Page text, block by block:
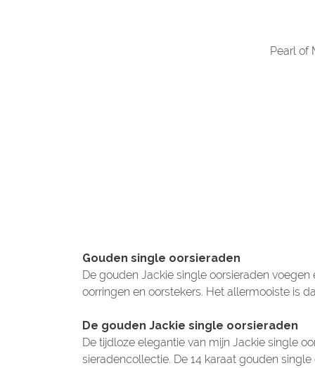
Pearl of
Gouden single oorsieraden
De gouden Jackie single oorsieraden
oorringen en oorstekers. Het allermooiste is
De gouden Jackie single oorsieraden
De tijdloze elegantie van mijn Jackie single
sieradencollectie. De 14 karaat gouden